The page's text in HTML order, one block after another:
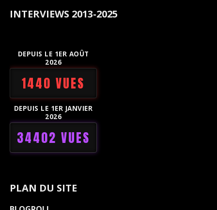
INTERVIEWS 2013-2025
DEPUIS LE 1ER AOÛT
2026
1440 VUES
DEPUIS LE 1ER JANVIER
2026
34402 VUES
PLAN DU SITE